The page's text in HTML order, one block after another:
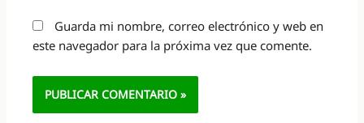
Guarda mi nombre, correo electrónico y web en
este navegador para la próxima vez que comente.